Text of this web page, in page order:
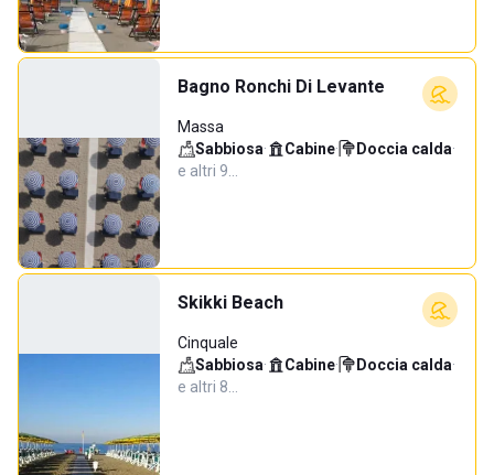
Bagno Ronchi Di Levante
Massa
Sabbiosa· Cabine· Doccia calda·
e altri 9…
Skikki Beach
Cinquale
Sabbiosa· Cabine· Doccia calda·
e altri 8…